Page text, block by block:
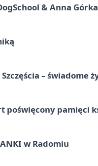
& Anna
– świadome
poświęcony pamięci
w Radomiu